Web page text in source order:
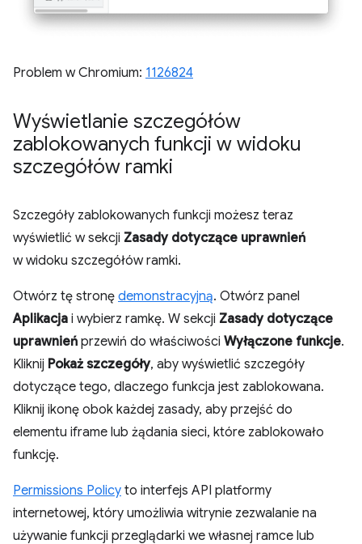
Problem w Chromium: 1126824
Wyświetlanie szczegółów
zablokowanych funkcji w widoku
szczegółów ramki
Szczegóły zablokowanych funkcji możesz teraz
wyświetlić w sekcji Zasady dotyczące uprawnień
w widoku szczegółów ramki.
Otwórz tę stronę demonstracyjną. Otwórz panel
Aplikacja i wybierz ramkę. W sekcji Zasady dotyczące
uprawnień przewiń do właściwości Wyłączone funkcje.
Kliknij Pokaż szczegóły, aby wyświetlić szczegóły
dotyczące tego, dlaczego funkcja jest zablokowana.
Kliknij ikonę obok każdej zasady, aby przejść do
elementu iframe lub żądania sieci, które zablokowało
funkcję.
Permissions Policy to interfejs API platformy
internetowej, który umożliwia witrynie zezwalanie na
używanie funkcji przeglądarki we własnej ramce lub